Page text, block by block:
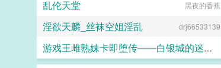
乱伦天堂 黑夜的香蕉
淫欲天麟_丝袜空姐淫乱 drj66533139
游戏王雌熟妹卡即堕传——白银城的迷宫主?拉比丽斯篇